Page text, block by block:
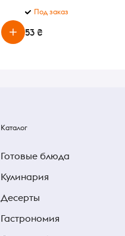
Под заказ
53 ₴
Каталог
Готовые блюда
Кулинария
Десерты
Гастрономия